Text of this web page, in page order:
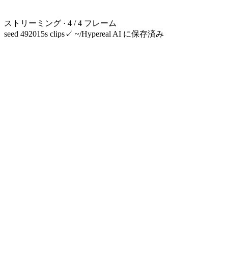
ストリーミング · 4 / 4 フレーム
seed 49201 5s clips✓ ~/Hypereal AI に保存済み